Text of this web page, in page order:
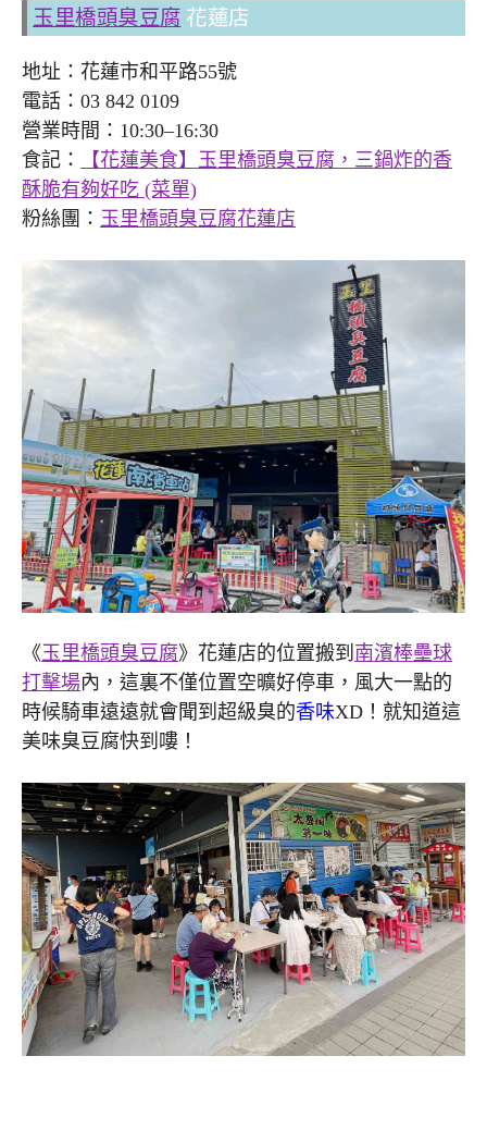
玉里橋頭臭豆腐 花蓮店
地址：花蓮市和平路55號
電話：03 842 0109
營業時間：10:30–16:30
食記：
【花蓮美食】玉里橋頭臭豆腐，三鍋炸的香
酥脆有夠好吃 (菜單)
粉絲團： 玉里橋頭臭豆腐花蓮店
《玉里橋頭臭豆腐》花蓮店的位置搬到 南濱棒壘球
打擊場內，這裏不僅位置空曠好停車，風大一點的
時候騎車遠遠就會聞到超級臭的香味XD！就知道這
美味臭豆腐快到嘍！